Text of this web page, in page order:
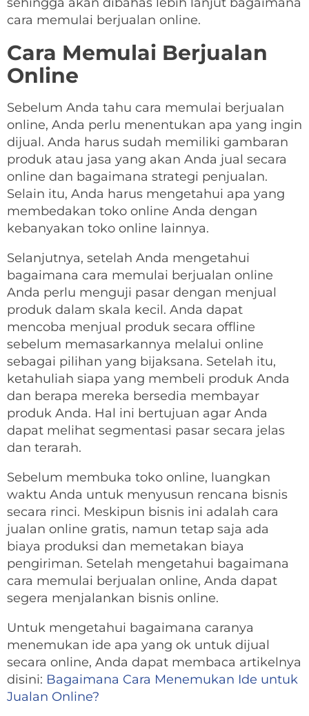
cara memulai berjualan online.
Cara Memulai Berjualan
Online
Sebelum Anda tahu cara memulai berjualan
online, Anda perlu menentukan apa yang ingin
dijual. Anda harus sudah memiliki gambaran
produk atau jasa yang akan Anda jual secara
online dan bagaimana strategi penjualan.
Selain itu, Anda harus mengetahui apa yang
membedakan toko online Anda dengan
kebanyakan toko online lainnya.
Selanjutnya, setelah Anda mengetahui
bagaimana cara memulai berjualan online
Anda perlu menguji pasar dengan menjual
produk dalam skala kecil. Anda dapat
mencoba menjual produk secara offline
sebelum memasarkannya melalui online
sebagai pilihan yang bijaksana. Setelah itu,
ketahuliah siapa yang membeli produk Anda
dan berapa mereka bersedia membayar
produk Anda. Hal ini bertujuan agar Anda
dapat melihat segmentasi pasar secara jelas
dan terarah.
Sebelum membuka toko online, luangkan
waktu Anda untuk menyusun rencana bisnis
secara rinci. Meskipun bisnis ini adalah cara
jualan online gratis, namun tetap saja ada
biaya produksi dan memetakan biaya
pengiriman. Setelah mengetahui bagaimana
cara memulai berjualan online, Anda dapat
segera menjalankan bisnis online.
Untuk mengetahui bagaimana caranya
menemukan ide apa yang ok untuk dijual
secara online, Anda dapat membaca artikelnya
disini: Bagaimana Cara Menemukan Ide untuk
Jualan Online?